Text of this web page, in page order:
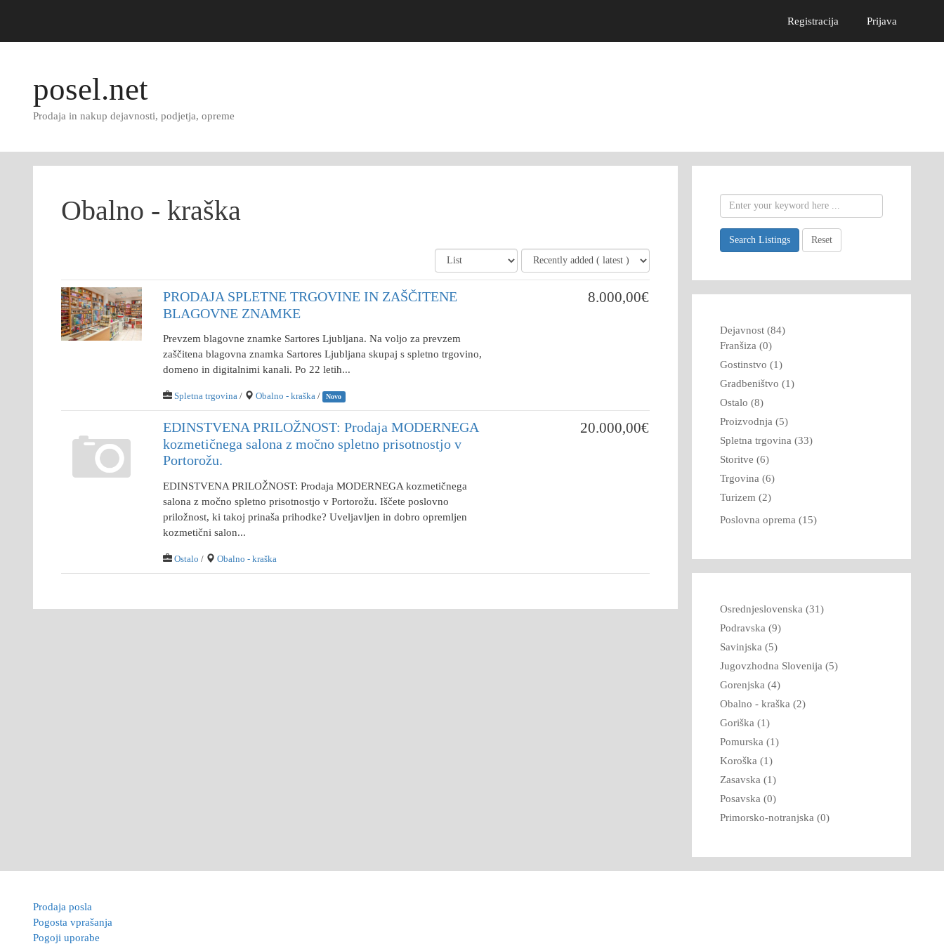
Registracija Prijava
posel.net
Prodaja in nakup dejavnosti, podjetja, opreme
Obalno - kraška
PRODAJA SPLETNE TRGOVINE IN ZAŠČITENE
BLAGOVNE ZNAMKE
Prevzem blagovne znamke Sartores Ljubljana. Na voljo za prevzem
zaščitena blagovna znamka Sartores Ljubljana skupaj s spletno trgovino,
domeno in digitalnimi kanali. Po 22 letih...
Spletna trgovina/ Obalno - kraška/ Novo
8.000,00€
EDINSTVENA PRILOŽNOST: Prodaja MODERNEGA
kozmetičnega salona z močno spletno prisotnostjo v
Portorožu.
EDINSTVENA PRILOŽNOST: Prodaja MODERNEGA kozmetičnega
salona z močno spletno prisotnostjo v Portorožu. Iščete poslovno
priložnost, ki takoj prinaša prihodke? Uveljavljen in dobro opremljen
kozmetični salon...
Ostalo / Obalno - kraška
20.000,00€
Search Listings Reset
Dejavnost (84)
Franšiza (0)
Gostinstvo (1)
Gradbeništvo (1)
Ostalo (8)
Proizvodnja (5)
Spletna trgovina (33)
Storitve (6)
Trgovina (6)
Turizem (2)
Poslovna oprema (15)
Osrednjeslovenska (31)
Podravska (9)
Savinjska (5)
Jugovzhodna Slovenija (5)
Gorenjska (4)
Obalno - kraška (2)
Goriška (1)
Pomurska (1)
Koroška (1)
Zasavska (1)
Posavska (0)
Primorsko-notranjska (0)
Prodaja posla
Pogosta vprašanja
Pogoji uporabe